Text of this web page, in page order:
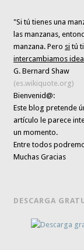
"Si tú tienes una
las manzanas,
manzana. Pero si tú
intercambiamos
G. Bernard Shaw
(es.wikiquote.org)
Bienvenid@:
Este blog pretende
artículo le parece
un momento.
Entre todos
Muchas Gracias
DESCARGA